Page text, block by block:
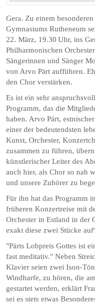
Gera. Zu einem
Gymnasiums Rutheneum
22. März, 19.30 Uhr, ins
Philharmonischen
Sängerinnen und Sänger
von Arvo Pärt aufführen.
den Chor verstärken.
Es ist ein sehr
Programm, das die
haben. Arvo Pärt,
einer der bedeutendsten
Kunst, Orchester,
zusammen zu führen,
künstlerischer Leiter des
auch hier, als Chor so nah
und unsere Zuhörer zu
Für ihn hat das Programm
früheren Konzertreise mit
Orchester in Estland in der
exakt diese zwei Stücke
"Pärts Lobpreis Gottes ist
fast meditativ." Neben
Klavier seien zwei Ison-
Windharfe, zu hören, die
gestartet werden, erklärt
sei es stets etwas